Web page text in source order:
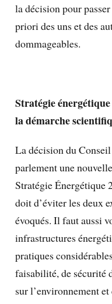
la décision pour
priori des uns et des
dommageables.
Stratégie
la démarche
La décision du
parlement une
Stratégie Énergétique
doit d’éviter les deux
évoqués. Il faut aussi
infrastructures
pratiques
faisabilité, de sécurité
sur l’environnement